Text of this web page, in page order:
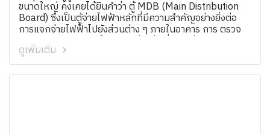
ขนาดใหญ่ คงเคยได้ยินคำว่า ตู้ MDB (Main Distribution
Board) ซึ่งเป็นตู้จ่ายไฟฟ้าหลักที่มีความสำคัญอย่างยิ่งต่อ
การแจกจ่ายไฟฟ้าไปยังส่วนต่าง ๆ ภายในอาคาร การ ตรวจ
สอบบำรุงรักษา PM ตู้ MDB อย่างต่อเนื่องจะช่วยลดปัญหา
กระแสไฟฟ้าตก หรือไฟฟ้าขัดข้องที่อาจสร้างความเสียหาย
และอันตรายได้ นอกจากนี้ยังมีตู้ MDD (Main Distribution
Disconnect) ซึ่งแม้ชื่อจะต่างออกไป แต่ก็มีความสำคัญไม่แพ้
ดูเพิ่มเติม